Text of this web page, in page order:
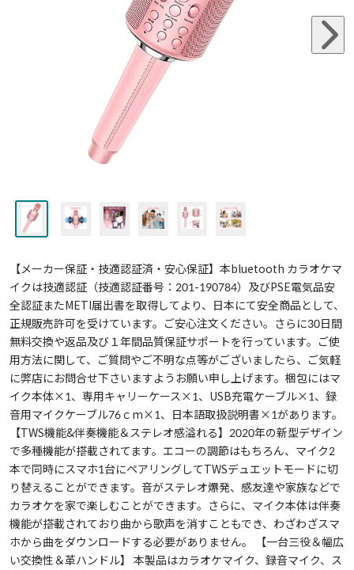
【メーカー保証・技適認証済・安心保証】本bluetooth カラオケマ
イクは技適認証（技適認証番号：201-190784）及びPSE電気品安
全認証またMETI届出書を取得してより、日本にて安全商品として、
正規販売許可を受けています。ご安心注文ください。さらに30日間
無料交換や返品及び１年間品質保証サポートを行っています。ご使
用方法に関して、ご質問やご不明な点等がございましたら、ご気軽
に弊店にお問合せ下さいますようお願い申し上げます。梱包にはマ
イク本体×1、専用キャリーケース×1、USB充電ケーブル×1、録
音用マイクケーブル76ｃm×1、日本語取扱説明書×1があります。
【TWS機能&伴奏機能＆ステレオ感溢れる】2020年の新型デザイン
で多種機能が搭載されてます。エコーの調節はもちろん、マイク2
本で同時にスマホ1台にペアリングしてTWSデュエットモードに切
り替えることができます。音がステレオ爆発、感友達や家族などで
カラオケを家で楽しむことができます。さらに、マイク本体は伴奏
機能が搭載されており曲から歌声を消すこともでき、わざわざスマ
ホから曲をダウンロードする必要がありません。 【一台三役＆幅広
い交換性＆革ハンドル】 本製品はカラオケマイク、録音マイク、ス